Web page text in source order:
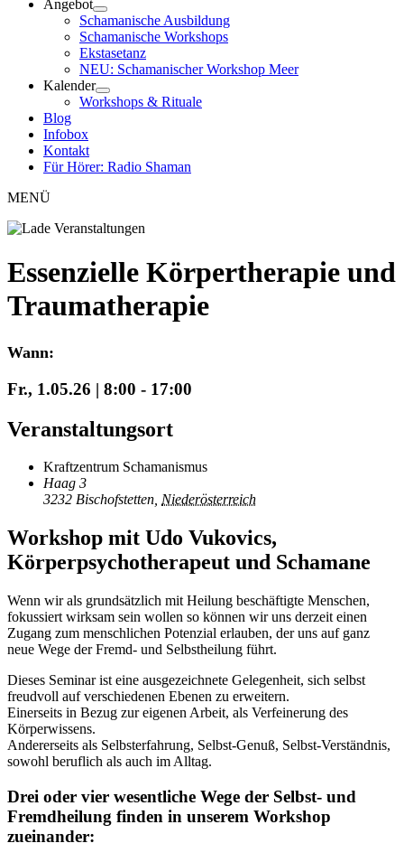
Angebot
Schamanische Ausbildung
Schamanische Workshops
Ekstasetanz
NEU: Schamanischer Workshop Meer
Kalender
Workshops & Rituale
Blog
Infobox
Kontakt
Für Hörer: Radio Shaman
MENÜ
Essenzielle Körpertherapie und
Traumatherapie
Wann:
Fr., 1.05.26 | 8:00 - 17:00
Veranstaltungsort
Kraftzentrum Schamanismus
Haag 3
3232 Bischofstetten, Niederösterreich
Workshop mit Udo Vukovics,
Körperpsychotherapeut und Schamane
Wenn wir als grundsätzlich mit Heilung beschäftigte Menschen,
fokussiert wirksam sein wollen so können wir uns derzeit einen
Zugang zum menschlichen Potenzial erlauben, der uns auf ganz
neue Wege der Fremd- und Selbstheilung führt.
Dieses Seminar ist eine ausgezeichnete Gelegenheit, sich selbst
freudvoll auf verschiedenen Ebenen zu erweitern.
Einerseits in Bezug zur eigenen Arbeit, als Verfeinerung des
Körperwissens.
Andererseits als Selbsterfahrung, Selbst-Genuß, Selbst-Verständnis,
sowohl beruflich als auch im Alltag.
Drei oder vier wesentliche Wege der Selbst- und
Fremdheilung finden in unserem Workshop
zueinander: